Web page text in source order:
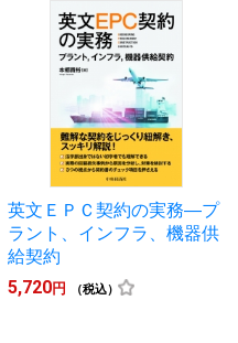
英文ＥＰＣ契約の実務―プ
ラント、インフラ、機器供
給契約
5,720円 （税込）